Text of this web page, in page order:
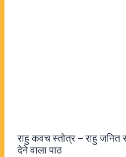
राहु कवच स्तोत्र – राहु जनित
देने वाला पाठ